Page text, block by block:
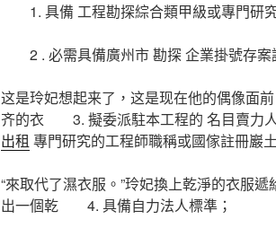
1. 具備 工程勘探綜合類甲級或專門研究
2 . 必需具備廣州市 勘探 企業掛號存案
这是玲妃想起来了，这是现在他的偶像面
齐的衣 3. 擬委派駐本工程的 名目賣力
出租 專門研究的工程師職稱或國傢註冊巖
“來取代了濕衣服。”玲妃換上乾淨的衣服
出一個乾 4. 具備自力法人標準；